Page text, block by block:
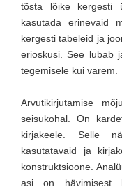
tõsta lõike kergesti
kasutada erinevaid
kergesti tabeleid ja
erioskusi. See lubab
tegemisele kui varem.
Arvutikirjutamise
seisukohal. On
kirjakeele. Selle
kasutatavaid ja
konstruktsioone.
asi on hävimisest